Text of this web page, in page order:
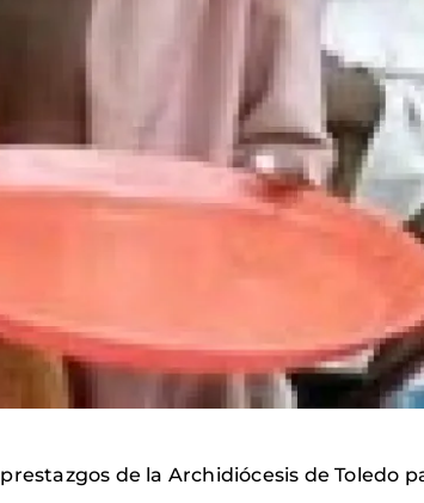
de la Archidiócesis de Toledo